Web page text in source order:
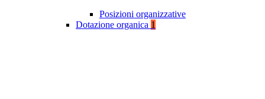
Posizioni organizzative
Dotazione organica 1